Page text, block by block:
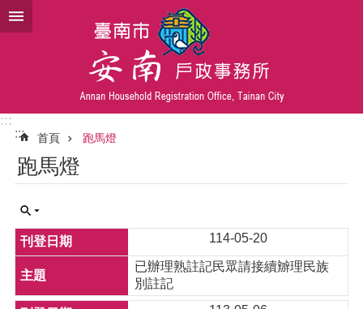
跳到主要內容區塊
:::
:::
首頁 跑馬燈
跑馬燈
114-05-20
已辦理熟註記民眾請接續辧理民族
別註記